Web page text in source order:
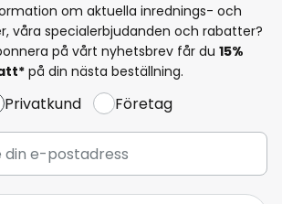
om aktuella inrednings- och
våra specialerbjudanden och rabatter?
på vårt nyhetsbrev får du 15%
på din nästa beställning.
Privatkund Företag